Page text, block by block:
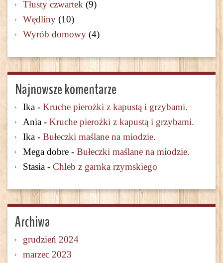
Tłusty czwartek (9)
Wędliny (10)
Wyrób domowy (4)
Najnowsze komentarze
Ika - Kruche pierożki z kapustą i grzybami.
Ania - Kruche pierożki z kapustą i grzybami.
Ika - Bułeczki maślane na miodzie.
Mega dobre - Bułeczki maślane na miodzie.
Stasia - Chleb z garnka rzymskiego
Archiwa
grudzień 2024
marzec 2023